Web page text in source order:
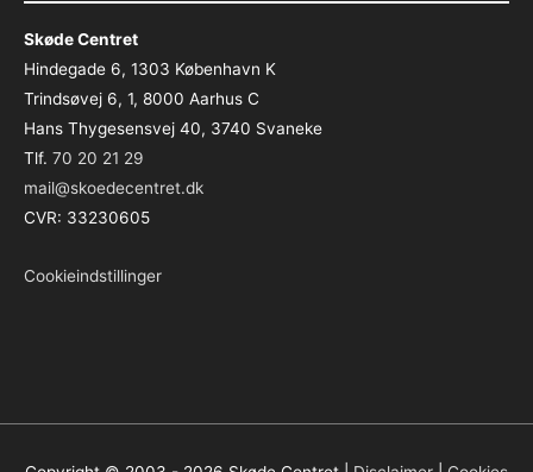
Skøde Centret
Hindegade 6, 1303 København K
Trindsøvej 6, 1, 8000 Aarhus C
Hans Thygesensvej 40, 3740 Svaneke
Tlf. 70 20 21 29
mail@skoedecentret.dk
CVR: 33230605
Cookieindstillinger